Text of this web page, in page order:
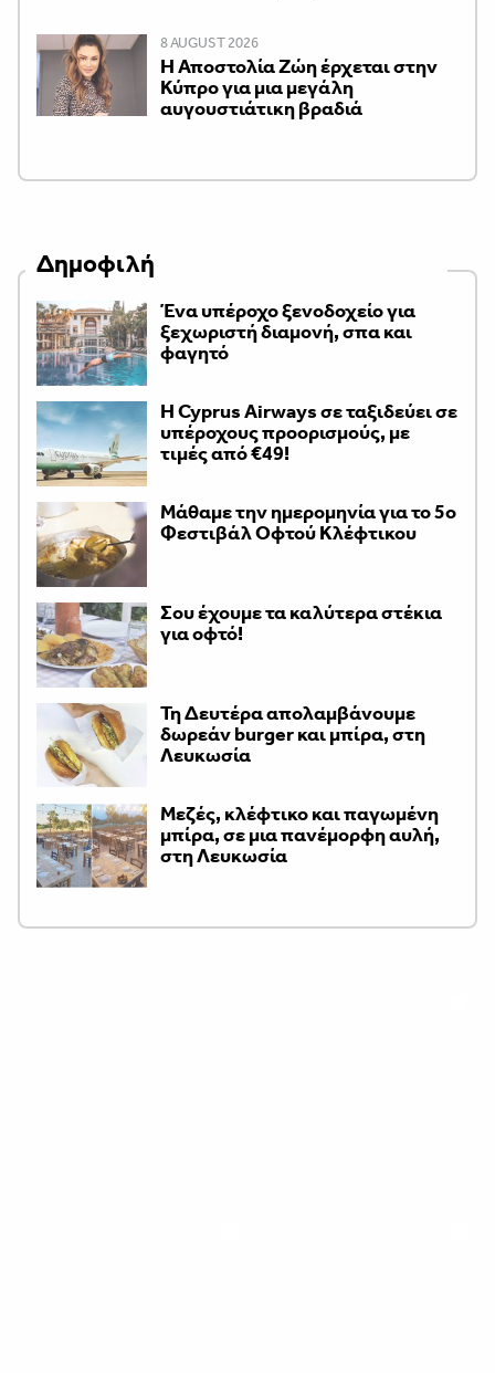
8 AUGUST 2026
Η Αποστολία Ζώη έρχεται στην
Κύπρο για μια μεγάλη
αυγουστιάτικη βραδιά
Δημοφιλή
Ένα υπέροχο ξενοδοχείο για
ξεχωριστή διαμονή, σπα και
φαγητό
H Cyprus Airways σε ταξιδεύει σε
υπέροχους προορισμούς, με
τιμές από €49!
Μάθαμε την ημερομηνία για το 5ο
Φεστιβάλ Οφτού Κλέφτικου
Σου έχουμε τα καλύτερα στέκια
για οφτό!
Τη Δευτέρα απολαμβάνουμε
δωρεάν burger και μπίρα, στη
Λευκωσία
Μεζές, κλέφτικο και παγωμένη
μπίρα, σε μια πανέμορφη αυλή,
στη Λευκωσία